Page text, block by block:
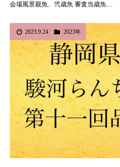
会場風景親魚、弐歳魚 審査当歳魚…
2023.9.24 2023年